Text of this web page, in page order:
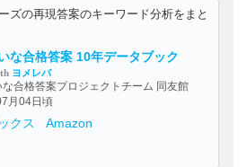
ズの再現答案のキーワード分析をまと
な合格答案 10年データブック
ヨメレバ
な合格答案プロジェクトチーム 同友館
月04日頃
クス Amazon